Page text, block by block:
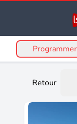
Retour